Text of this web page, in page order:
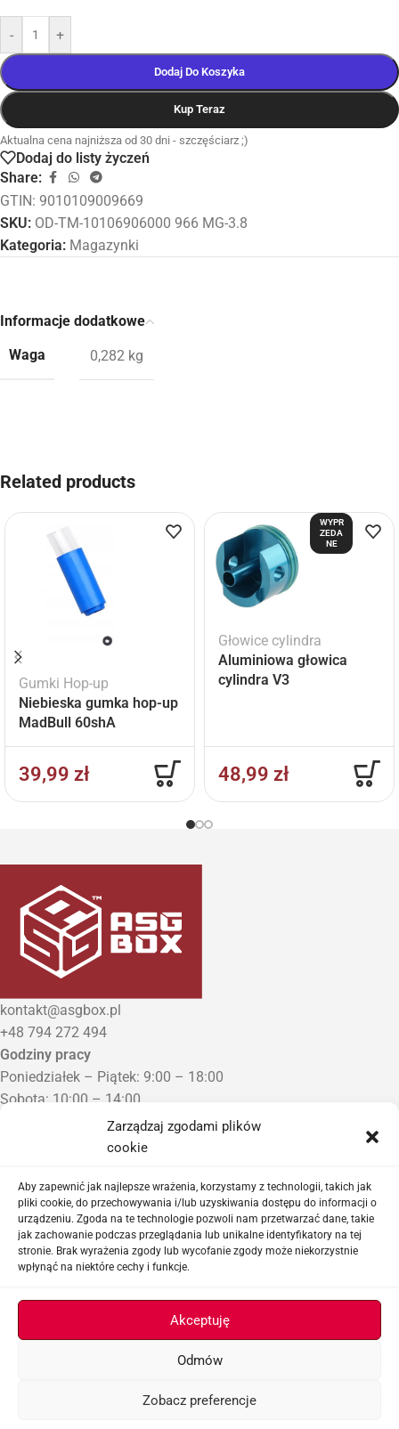
Zarządzaj zgodami plików
cookie
Aby zapewnić jak najlepsze wrażenia, korzystamy z technologii, takich jak
pliki cookie, do przechowywania i/lub uzyskiwania dostępu do informacji o
urządzeniu. Zgoda na te technologie pozwoli nam przetwarzać dane, takie
jak zachowanie podczas przeglądania lub unikalne identyfikatory na tej
stronie. Brak wyrażenia zgody lub wycofanie zgody może niekorzystnie
wpłynąć na niektóre cechy i funkcje.
Akceptuję
Odmów
Zobacz preferencje
- +
Dodaj Do Koszyka
Kup Teraz
Aktualna cena najniższa od 30 dni - szczęściarz ;)
Dodaj do listy życzeń
Share:
GTIN: 9010109009669
SKU: OD-TM-10106906000 966 MG-3.8
Kategoria: Magazynki
Informacje dodatkowe
Waga
0,282 kg
Related products
Gumki Hop-up
Niebieska gumka hop-up
MadBull 60shA
39,99 zł
WYPR
ZEDA
NE
Głowice cylindra
Aluminiowa głowica
cylindra V3
48,99 zł
kontakt@asgbox.pl
+48 794 272 494
Godziny pracy
Poniedziałek – Piątek: 9:00 – 18:00
Sobota: 10:00 – 14:00
Niedziela: Zamknięte
Punkt Odbioru zamówień
Proszę o wcześniejszy kontakt telefoniczny
Sklep airsoftowy i serwis replik ASG